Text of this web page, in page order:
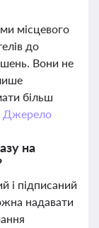
місцевого
до
Вони не
більш
Джерело
на
і підписаний
надавати